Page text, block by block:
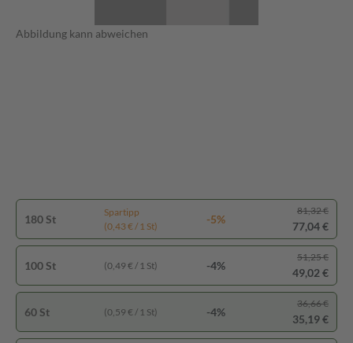
Abbildung kann abweichen
180 St
Spartipp
(0,43 € / 1 St)
-5%
81,32 €
77,04 €
100 St (0,49 € / 1 St) -4%
51,25 €
49,02 €
60 St (0,59 € / 1 St) -4%
36,66 €
35,19 €